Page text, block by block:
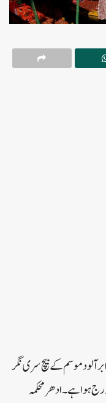
ابر آلود موسم کے بیچ سری نگر
ہوا ہے۔ادھر محکمہ